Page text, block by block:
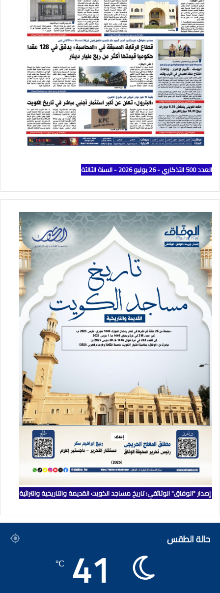
العدد 500 التذكاري - 26 يوليو 2026 - السنة الثالثة
إصدار "الوفاق" الوثائقي: تاريخ مساجد الكويت القديمة والتاريخية والتراثية
حالة الطقس 41
℃